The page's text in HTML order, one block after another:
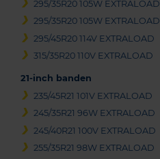
295/35R20 105W EXTRALOAD
295/35R20 105W EXTRALOAD
295/45R20 114V EXTRALOAD
315/35R20 110V EXTRALOAD
21-inch banden
235/45R21 101V EXTRALOAD
245/35R21 96W EXTRALOAD
245/40R21 100V EXTRALOAD
255/35R21 98W EXTRALOAD